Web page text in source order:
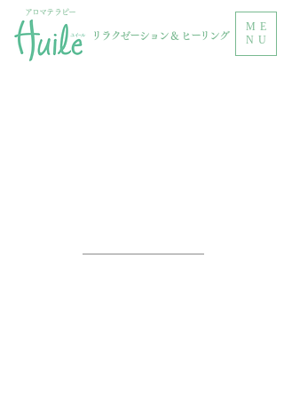
ME
NU
アロマテラピー
リラクゼーション & ヒーリング